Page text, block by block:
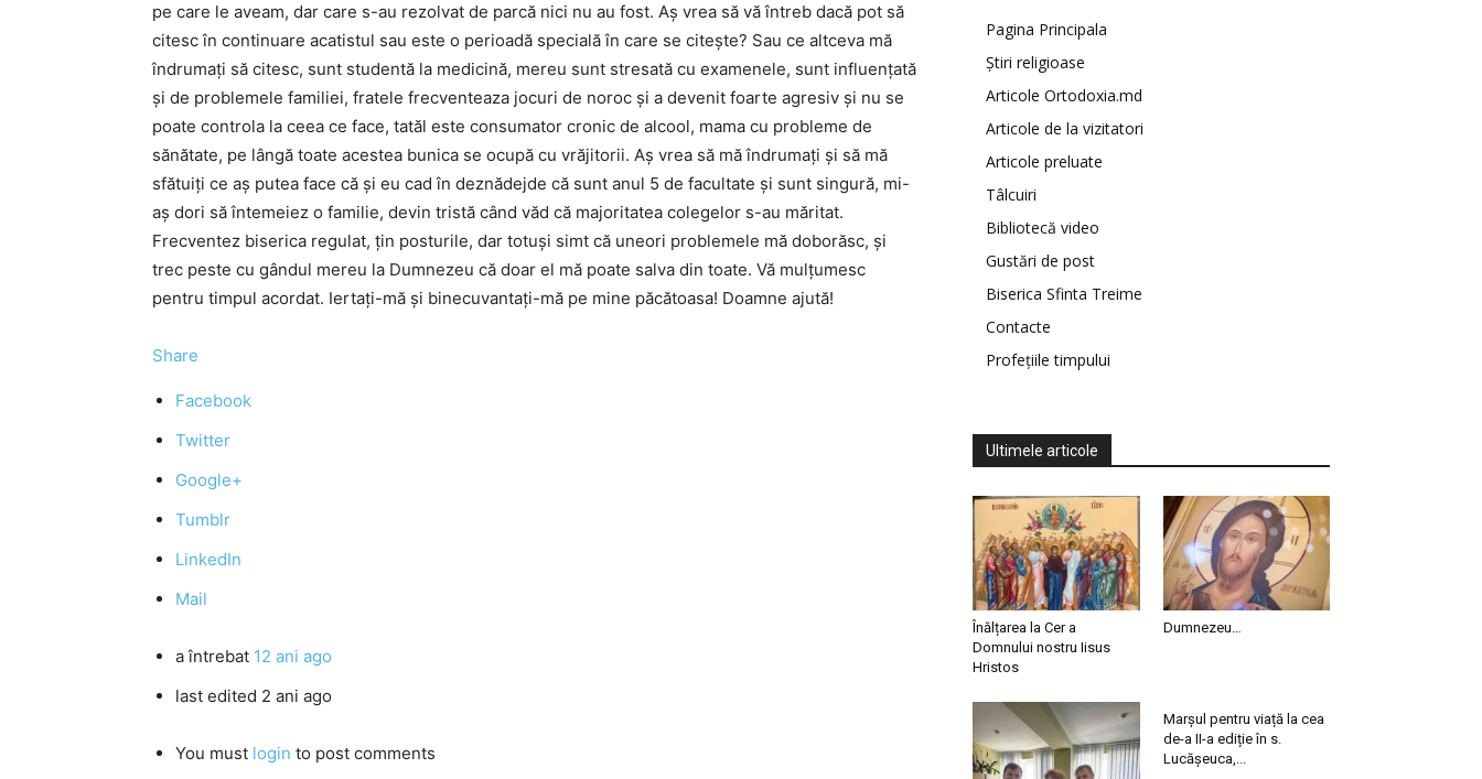
pe care le aveam, dar care s-au rezolvat de parcă nici nu au fost. Aş vrea să vă întreb dacă pot să
citesc în continuare acatistul sau este o perioadă specială în care se citeşte? Sau ce altceva mă
îndrumaţi să citesc, sunt studentă la medicină, mereu sunt stresată cu examenele, sunt influenţată
şi de problemele familiei, fratele frecventeaza jocuri de noroc şi a devenit foarte agresiv şi nu se
poate controla la ceea ce face, tatăl este consumator cronic de alcool, mama cu probleme de
sănătate, pe lângă toate acestea bunica se ocupă cu vrăjitorii. Aş vrea să mă îndrumaţi şi să mă
sfătuiţi ce aş putea face că şi eu cad în deznădejde că sunt anul 5 de facultate şi sunt singură, mi-
aş dori să întemeiez o familie, devin tristă când văd că majoritatea colegelor s-au măritat.
Frecventez biserica regulat, ţin posturile, dar totuşi simt că uneori problemele mă doborăsc, şi
trec peste cu gândul mereu la Dumnezeu că doar el mă poate salva din toate. Vă mulţumesc
pentru timpul acordat. Iertaţi-mă şi binecuvantaţi-mă pe mine păcătoasa! Doamne ajută!
Share
Facebook
Twitter
Google+
Tumblr
LinkedIn
Mail
a întrebat 12 ani ago
last edited 2 ani ago
You must login to post comments
Pagina Principala
Știri religioase
Articole Ortodoxia.md
Articole de la vizitatori
Articole preluate
Tâlcuiri
Bibliotecă video
Gustări de post
Biserica Sfinta Treime
Contacte
Profețiile timpului
Ultimele articole
Înălțarea la Cer a
Domnului nostru Iisus
Hristos
Dumnezeu…
Marșul pentru viață la cea
de-a II-a ediție în s.
Lucășeuca,...